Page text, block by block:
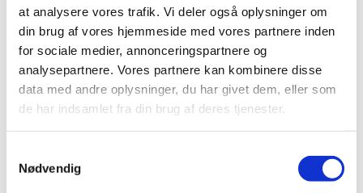
at analysere vores trafik. Vi deler også oplysninger om
din brug af vores hjemmeside med vores partnere inden
for sociale medier, annonceringspartnere og
analysepartnere. Vores partnere kan kombinere disse
data med andre oplysninger, du har givet dem, eller som
de har indsamlet fra din brug af deres tjenester.
Nødvendig
Også VM og OL-udtagelse i RS:X